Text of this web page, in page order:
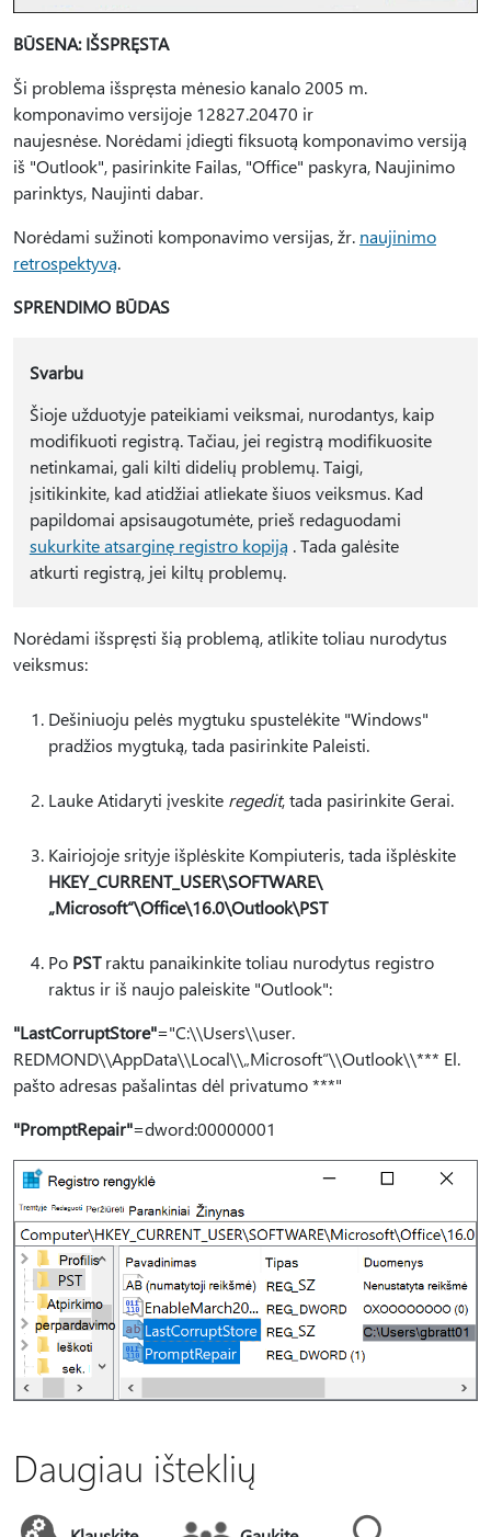
BŪSENA: IŠSPRĘSTA
Ši problema išspręsta mėnesio kanalo 2005 m.
komponavimo versijoje 12827.20470 ir
naujesnėse. Norėdami įdiegti fiksuotą komponavimo versiją
iš "Outlook", pasirinkite Failas, "Office" paskyra, Naujinimo
parinktys, Naujinti dabar.
Norėdami sužinoti komponavimo versijas, žr. naujinimo
retrospektyvą.
SPRENDIMO BŪDAS
Svarbu
Šioje užduotyje pateikiami veiksmai, nurodantys, kaip
modifikuoti registrą. Tačiau, jei registrą modifikuosite
netinkamai, gali kilti didelių problemų. Taigi,
įsitikinkite, kad atidžiai atliekate šiuos veiksmus. Kad
papildomai apsisaugotumėte, prieš redaguodami
sukurkite atsarginę registro kopiją . Tada galėsite
atkurti registrą, jei kiltų problemų.
Norėdami išspręsti šią problemą, atlikite toliau nurodytus
veiksmus:
Dešiniuoju pelės mygtuku spustelėkite "Windows"
pradžios mygtuką, tada pasirinkite Paleisti.
Lauke Atidaryti įveskite regedit, tada pasirinkite Gerai.
Kairiojoje srityje išplėskite Kompiuteris, tada išplėskite
HKEY_CURRENT_USER\SOFTWARE\
„Microsoft“\Office\16.0\Outlook\PST
Po PSTraktu panaikinkite toliau nurodytus registro
raktus ir iš naujo paleiskite "Outlook":
"LastCorruptStore"="C:\\Users\\user.
REDMOND\\AppData\\Local\\„Microsoft“\\Outlook\\*** El.
pašto adresas pašalintas dėl privatumo ***"
"PromptRepair"=dword:00000001
Daugiau išteklių